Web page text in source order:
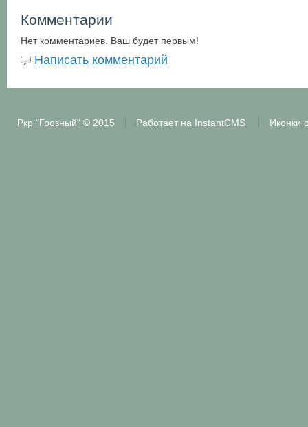
Комментарии
Нет комментариев. Ваш будет первым!
Написать комментарий
Ркр "Грозный"© 2015 Работает на InstantCMS Иконки